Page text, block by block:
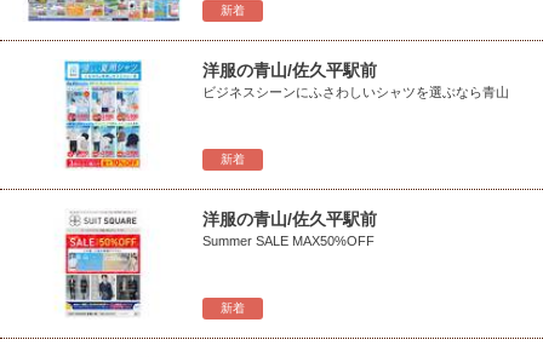
新着
新着
洋服の青山/佐久平駅前
ビジネスシーンにふさわしいシャツを選ぶなら青山
新着
洋服の青山/佐久平駅前
Summer SALE MAX50%OFF